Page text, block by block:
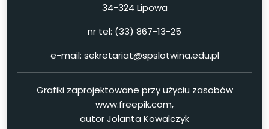
34-324 Lipowa
nr tel: (33) 867-13-25
e-mail: sekretariat@spslotwina.edu.pl
Grafiki zaprojektowane przy użyciu zasobów
www.freepik.com,
autor Jolanta Kowalczyk